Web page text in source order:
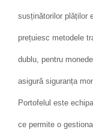
susținătorilor plăților
prețuiesc metodele
dublu, pentru
asigură siguranța
Portofelul este
ce permite o